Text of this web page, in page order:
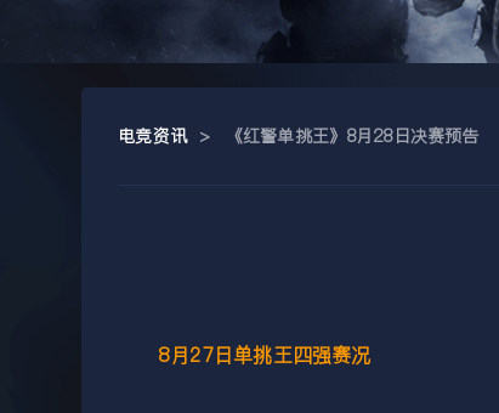
电竞资讯 > 《红警单挑王》8月28日决赛预告
8月27日单挑王四强赛况